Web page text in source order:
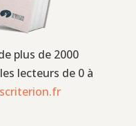
plus de 2000
lecteurs de 0 à